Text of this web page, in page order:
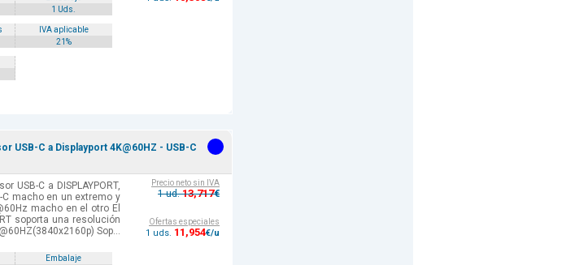
1 Uds.
IVA aplicable
21%
USB-C a Displayport 4K@60HZ - USB-C
USB-C a DISPLAYPORT,
C macho en un extremo y
macho en el otro El
soporta una resolución
Sop...
Embalaje
Precio neto sin IVA
1 ud.13,717€
Ofertas especiales
1 uds. 11 ,954€/u